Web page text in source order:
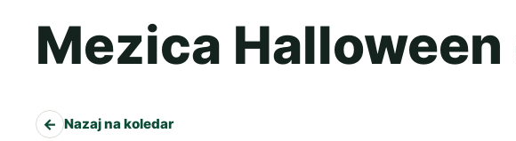
Mezica
← Nazaj na koledar